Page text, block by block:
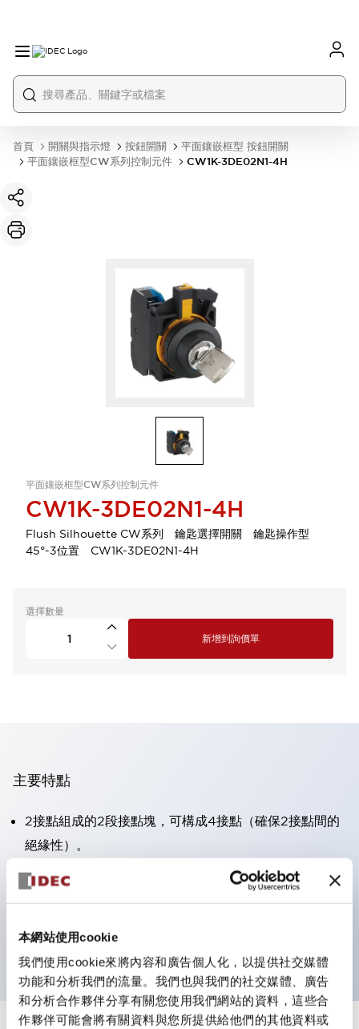
本網站使用cookie
我們使用cookie來將內容和廣告個人化，以提供社交媒體
功能和分析我們的流量。我們也與我們的社交媒體、廣告
和分析合作夥伴分享有關您使用我們網站的資料，這些合
作夥伴可能會將有關資料與您所提供給他們的其他資料或
首頁 開關與指示燈 按鈕開關
平面鑲嵌框型 按鈕開關
平面鑲嵌框型CW系列控制元件
CW1K-3DE02N1-4H
平面鑲嵌框型CW系列控制元件
CW1K-3DE02N1-4H
Flush Silhouette CW系列 鑰匙選擇開關 鑰匙操作型
45°-3位置 CW1K-3DE02N1-4H
選擇數量
新增到詢價單
主要特點
2接點組成的2段接點塊，可構成4接點（確保2接點間的
絕緣性）。
面板深度39.9mm（※11段接點塊）、59.9mm（※22段
接點塊）。可實現省空間設計。
防護結構